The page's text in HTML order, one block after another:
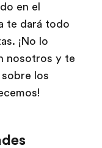
en el
te dará todo
¡No lo
nosotros y te
los